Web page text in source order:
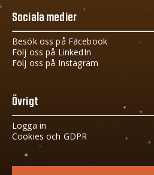
Sociala medier
Besök oss på Facebook
Följ oss på LinkedIn
Följ oss på Instagram
Övrigt
Logga in
Cookies och GDPR